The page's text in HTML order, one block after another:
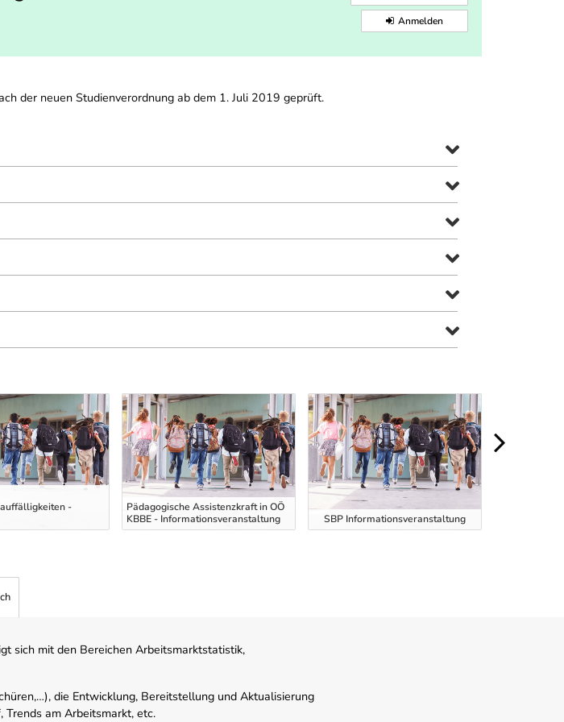
Anmelden
der neuen Studienverordnung ab dem 1. Juli 2019 geprüft.
-
Pädagogische Assistenzkraft in OÖ
KBBE - Informationsveranstaltung
SBP Informationsveranstaltung
sich mit den Bereichen Arbeitsmarktstatistik,
die Entwicklung, Bereitstellung und Aktualisierung
am Arbeitsmarkt, etc.